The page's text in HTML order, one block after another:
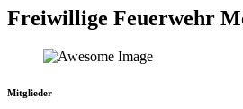
Freiwillige Feuerwehr
Mitglieder